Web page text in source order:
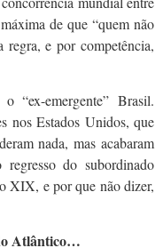
de que “quem não
regra, e por competência,
“ex-emergente” Brasil.
nos Estados Unidos, que
nada, mas acabaram
do subordinado
XIX, e por que não dizer,
Atlântico…